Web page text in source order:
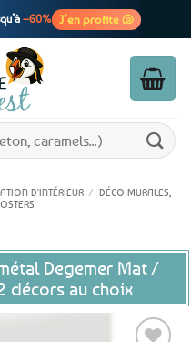
–60% J’en profite 🐚
d’achats
seulement
D'INTÉRIEUR / DÉCO MURALES,
Degemer Mat /
décors au choix